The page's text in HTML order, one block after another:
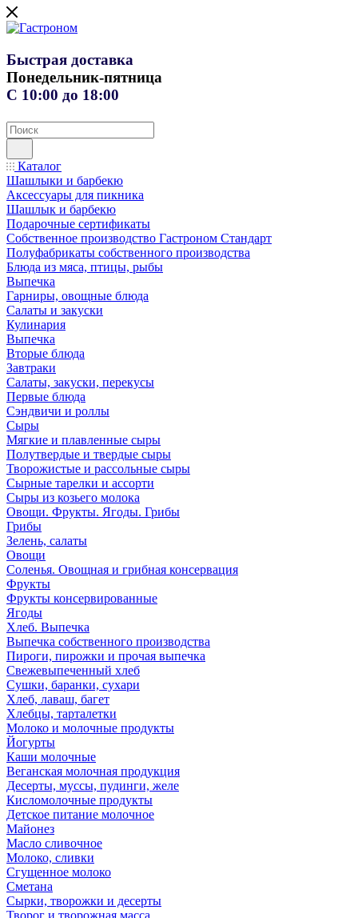
Быстрая доставка
Понедельник-пятница
С 10:00 до 18:00
Каталог
Шашлыки и барбекю
Аксессуары для пикника
Шашлык и барбекю
Подарочные сертификаты
Собственное производство Гастроном Стандарт
Полуфабрикаты собственного производства
Блюда из мяса, птицы, рыбы
Выпечка
Гарниры, овощные блюда
Салаты и закуски
Кулинария
Выпечка
Вторые блюда
Завтраки
Салаты, закуски, перекусы
Первые блюда
Сэндвичи и роллы
Сыры
Мягкие и плавленные сыры
Полутвердые и твердые сыры
Творожистые и рассольные сыры
Сырные тарелки и ассорти
Сыры из козьего молока
Овощи. Фрукты. Ягоды. Грибы
Грибы
Зелень, салаты
Овощи
Соленья. Овощная и грибная консервация
Фрукты
Фрукты консервированные
Ягоды
Хлеб. Выпечка
Выпечка собственного производства
Пироги, пирожки и прочая выпечка
Свежевыпеченный хлеб
Сушки, баранки, сухари
Хлеб, лаваш, багет
Хлебцы, тарталетки
Молоко и молочные продукты
Йогурты
Каши молочные
Веганская молочная продукция
Десерты, муссы, пудинги, желе
Кисломолочные продукты
Детское питание молочное
Майонез
Масло сливочное
Молоко, сливки
Сгущенное молоко
Сметана
Сырки, творожки и десерты
Творог и творожная масса